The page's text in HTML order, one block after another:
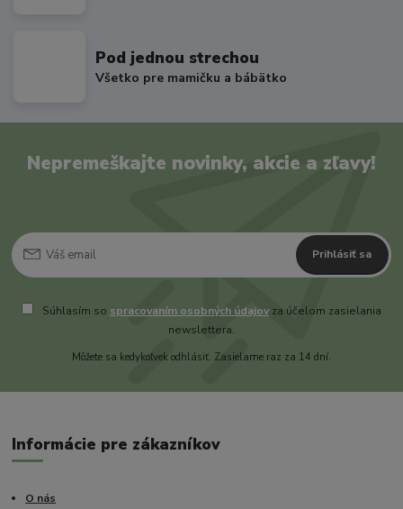
Pod jednou strechou
Všetko pre mamičku a bábätko
Nepremeškajte novinky, akcie a zľavy!
Prihlásiť sa
Súhlasím so spracovaním osobných údajovza účelom zasielania
newslettera.
Môžete sa kedykoľvek odhlásiť. Zasielame raz za 14 dní.
Informácie pre zákazníkov
O nás